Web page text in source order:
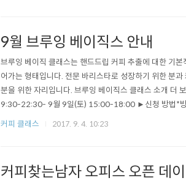
9월 브루잉 베이직스 안내
브루잉 베이직 클래스는 핸드드립 커피 추출에 대한 기
어가는 형태입니다. 전문 바리스타로 성장하기 위한 분
분을 위한 자리입니다. 브루잉 베이직스 클래스 소
9:30-22:30- 9월 9일(토) 15:00-18:00 ►신청 방법*방
*'커피찾는남자'를 카톡 옐로아이디에서 검색, 추가 후 카
커피 클래스 2017. 9. 4. 10:23
커피찾는남자 오피스 오픈 데이